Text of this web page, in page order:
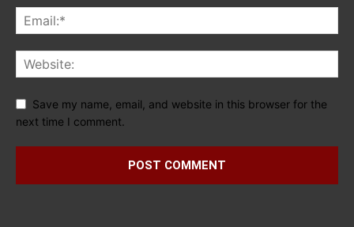
Save my name, email, and website in this browser for the
next time I comment.